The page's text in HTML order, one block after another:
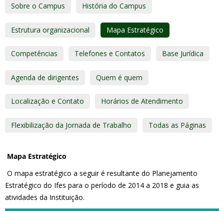
Sobre o Campus História do Campus
Estrutura organizacional Mapa Estratégico
Competências Telefones e Contatos Base Jurídica
Agenda de dirigentes Quem é quem
Localização e Contato Horários de Atendimento
Flexibilização da Jornada de Trabalho Todas as Páginas
Mapa Estratégico
O mapa estratégico a seguir é resultante do Planejamento
Estratégico do Ifes para o período de 2014 a 2018 e guia as
atividades da Instituição.